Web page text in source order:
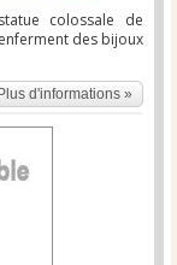
colossale de
des bijoux
Plus d'informations »